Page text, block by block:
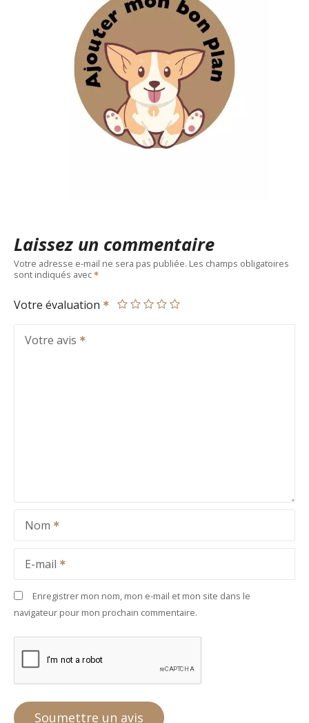
Laissez un commentaire
Votre adresse e-mail ne sera pas publiée. Les champs obligatoires
sont indiqués avec
Votre évaluation
Votre avis
Nom
E-mail
Enregistrer mon nom, mon e-mail et mon site dans le
navigateur pour mon prochain commentaire.